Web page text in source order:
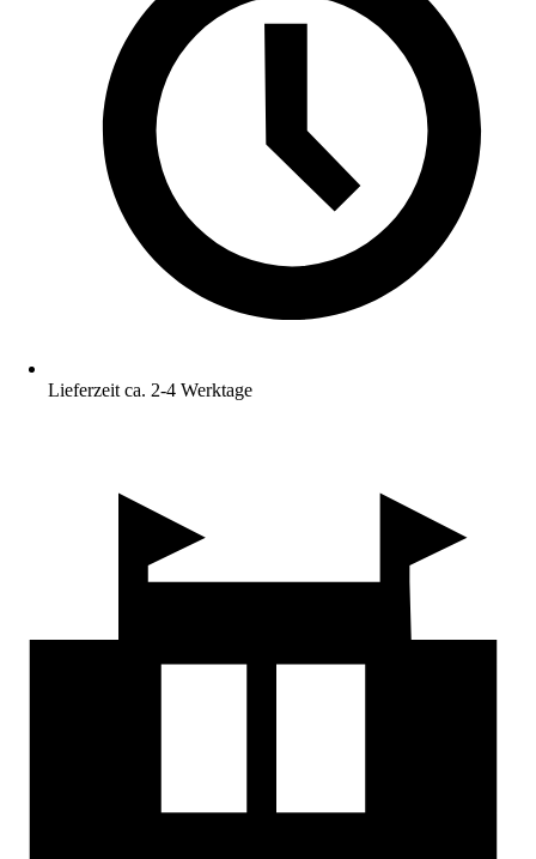
Lieferzeit ca. 2-4 Werktage